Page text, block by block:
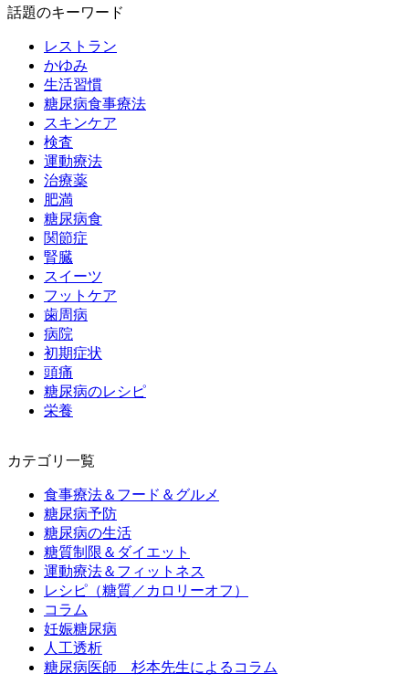
話題のキーワード
レストラン
かゆみ
生活習慣
糖尿病食事療法
スキンケア
検査
運動療法
治療薬
肥満
糖尿病食
関節症
腎臓
スイーツ
フットケア
歯周病
病院
初期症状
頭痛
糖尿病のレシピ
栄養
カテゴリ一覧
食事療法＆フード＆グルメ
糖尿病予防
糖尿病の生活
糖質制限＆ダイエット
運動療法＆フィットネス
レシピ（糖質／カロリーオフ）
コラム
妊娠糖尿病
人工透析
糖尿病医師 杉本先生によるコラム